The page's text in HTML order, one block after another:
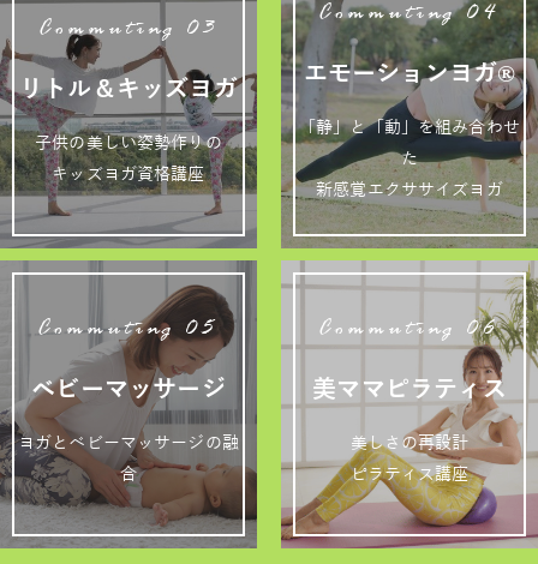
Commuting 03
リトル＆キッズヨガ
子供の美しい姿勢作りの
キッズヨガ資格講座
Commuting 04
エモーションヨガ®
「静」と「動」を組み合わせ
た
新感覚エクササイズヨガ
Commuting 05
ベビーマッサージ
ヨガとベビーマッサージの融
合
Commuting 06
美ママピラティス
美しさの再設計
ピラティス講座